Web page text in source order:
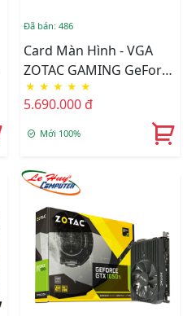
Đã bán: 486
Card Màn Hình - VGA
ZOTAC GAMING GeForce
RTX 3050 Twin Edge 8GB
GDDR6 (ZT-A30500E-
10M)
★ ★ ★ ★ ★
5.690.000 đ
Mới 100%